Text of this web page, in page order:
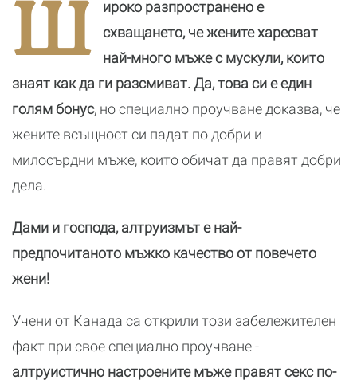
Ш
ироко разпространено е
схващането, че жените харесват
най-много мъже с мускули, които
знаят как да ги разсмиват.Да, това си е един
голям бонус, но специално проучване доказва, че
жените всъщност си падат по добри и
милосърдни мъже, които обичат да правят добри
дела.
Дами и господа, алтруизмът е най-
предпочитаното мъжко качество от повечето
жени!
Учени от Канада са открили този забележителен
факт при свое специално проучване -
алтруистично настроените мъже правят секс по-